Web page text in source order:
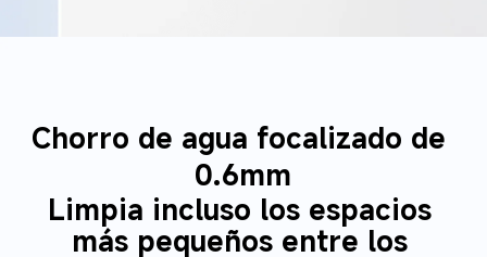
Chorro de agua focalizado de
0.6mm
Limpia incluso los espacios
más pequeños entre los